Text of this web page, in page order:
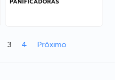
3 4 Próximo